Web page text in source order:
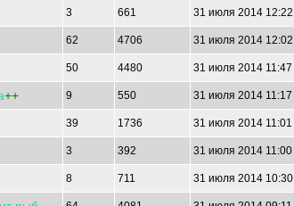
3 661 31 июля 2014 12:22
62 4706 31 июля 2014 12:02
50 4480 31 июля 2014 11:47
++ 9 550 31 июля 2014 11:17
39 1736 31 июля 2014 11:01
3 392 31 июля 2014 11:00
8 711 31 июля 2014 10:30